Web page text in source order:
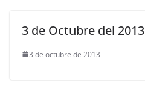
3 de Octubre del 2013
3 de octubre de 2013